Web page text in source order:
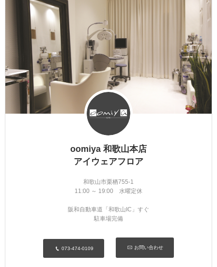
oomiya 和歌山本店
アイウェアフロア
和歌山市栗栖755-1
11:00 ～ 19:00 水曜定休
阪和自動車道「和歌山IC」すぐ
駐車場完備
073-474-0109 お問い合わせ